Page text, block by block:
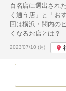
百名店に選出され
く通う店」と「お
回は横浜・関内の
くなるお店とは？
投稿日:
2023/07/10 (月)